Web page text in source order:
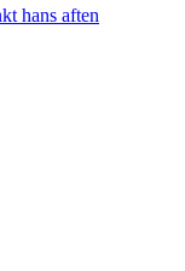
hans aften